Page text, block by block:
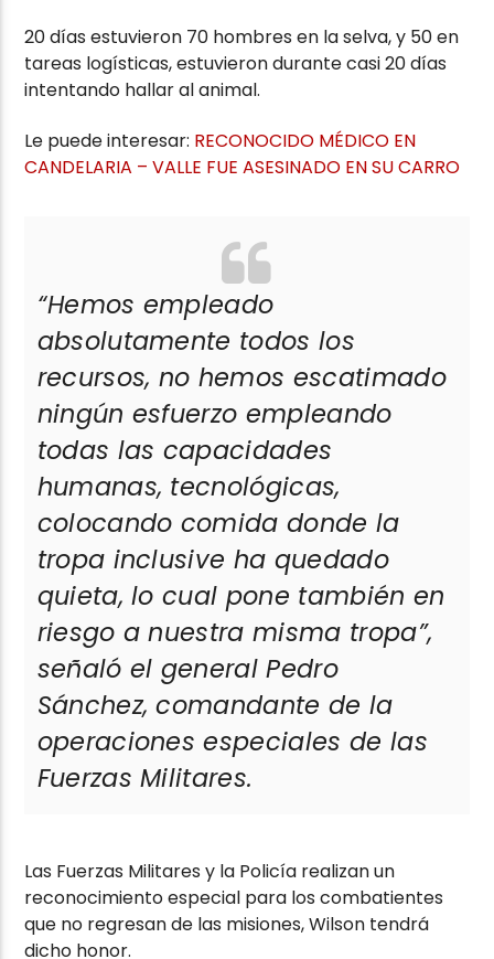
20 días estuvieron 70 hombres en la selva, y 50 en
tareas logísticas, estuvieron durante casi 20 días
intentando hallar al animal.
Le puede interesar: RECONOCIDO MÉDICO EN
CANDELARIA – VALLE FUE ASESINADO EN SU CARRO
“Hemos empleado
absolutamente todos los
recursos, no hemos escatimado
ningún esfuerzo empleando
todas las capacidades
humanas, tecnológicas,
colocando comida donde la
tropa inclusive ha quedado
quieta, lo cual pone también en
riesgo a nuestra misma tropa”,
señaló el general Pedro
Sánchez, comandante de la
operaciones especiales de las
Fuerzas Militares.
Las Fuerzas Militares y la Policía realizan un
reconocimiento especial para los combatientes
que no regresan de las misiones, Wilson tendrá
dicho honor.